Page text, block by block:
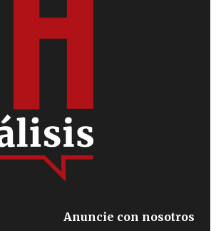
Anuncie con nosotros